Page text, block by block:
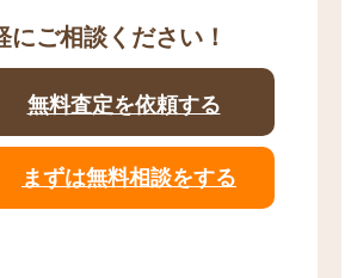
にご相談ください！
無料査定を依頼する
まずは無料相談をする